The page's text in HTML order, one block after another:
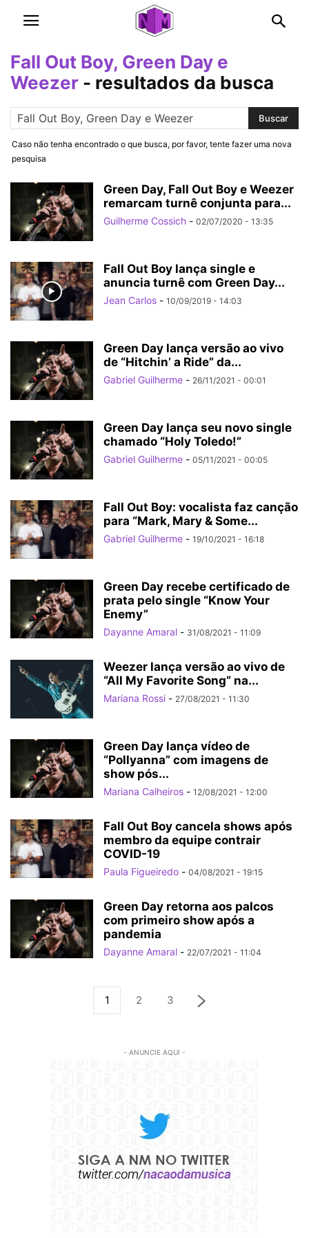
Fall Out Boy, Green Day e
Weezer - resultados da busca
Caso não tenha encontrado o que busca, por favor, tente fazer uma nova
pesquisa
Green Day, Fall Out Boy e Weezer
remarcam turnê conjunta para...
Guilherme Cossich - 02/07/2020 - 13:35
Fall Out Boy lança single e
anuncia turnê com Green Day...
Jean Carlos - 10/09/2019 - 14:03
Green Day lança versão ao vivo
de “Hitchin’ a Ride” da...
Gabriel Guilherme - 26/11/2021 - 00:01
Green Day lança seu novo single
chamado “Holy Toledo!”
Gabriel Guilherme - 05/11/2021 - 00:05
Fall Out Boy: vocalista faz canção
para “Mark, Mary & Some...
Gabriel Guilherme - 19/10/2021 - 16:18
Green Day recebe certificado de
prata pelo single “Know Your
Enemy”
Dayanne Amaral - 31/08/2021 - 11:09
Weezer lança versão ao vivo de
“All My Favorite Song” na...
Mariana Rossi - 27/08/2021 - 11:30
Green Day lança vídeo de
“Pollyanna” com imagens de
show pós...
Mariana Calheiros - 12/08/2021 - 12:00
Fall Out Boy cancela shows após
membro da equipe contrair
COVID-19
Paula Figueiredo - 04/08/2021 - 19:15
Green Day retorna aos palcos
com primeiro show após a
pandemia
Dayanne Amaral - 22/07/2021 - 11:04
1 2 3
- ANUNCIE AQUI -